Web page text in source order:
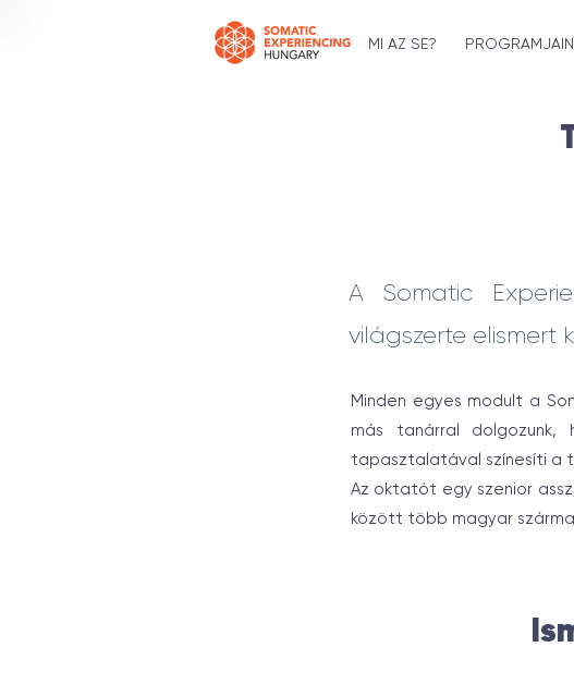
MI AZ SE?
A Somatic
világszerte elismert
Minden egyes modult a
más tanárral dolgozunk,
tapasztalatával színesíti a
Az oktatót egy szenior
között több magyar